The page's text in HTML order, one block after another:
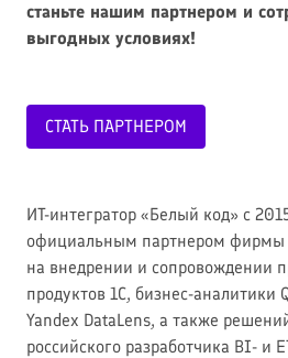
станьте нашим партнером и
выгодных условиях!
СТАТЬ ПАРТНЕРОМ
ИТ-интегратор «Белый код» с
официальным партнером фирмы
на внедрении и сопровождении
продуктов 1С, бизнес-аналитики
Yandex DataLens, а также
российского разработчика BI- и